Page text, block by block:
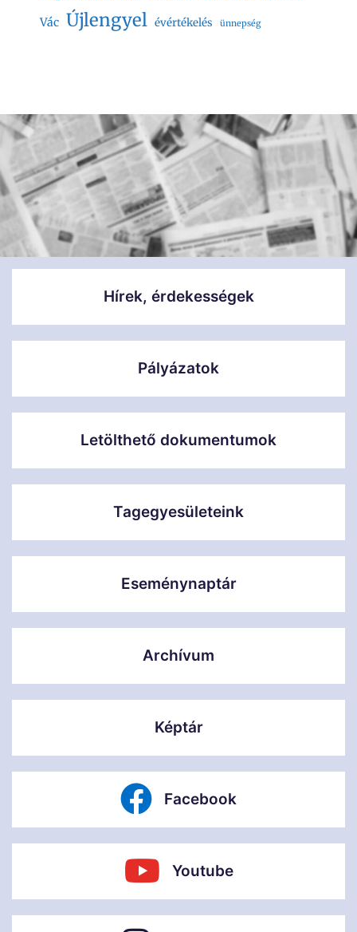
Vác Újlengyel évértékelés ünnepség
Hírek, érdekességek
Pályázatok
Letölthető dokumentumok
Tagegyesületeink
Eseménynaptár
Archívum
Képtár
Facebook
Youtube